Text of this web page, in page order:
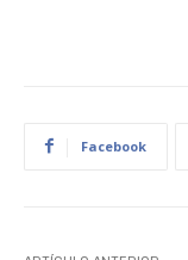
Facebook